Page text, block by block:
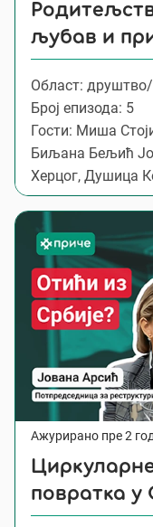
љубав и
Област: друштво/
Број епизода: 5
Гости: Миша
Биљана Бељић
Херцог, Душица
Ажурирано пре 2
повратка у